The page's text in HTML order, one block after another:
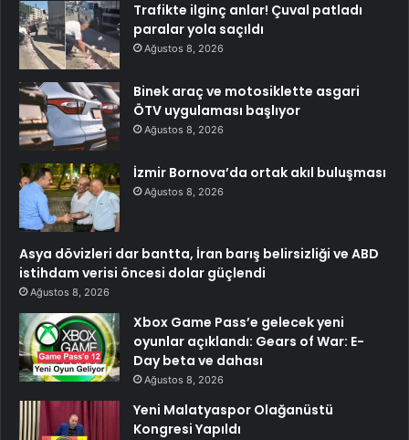
Trafikte ilginç anlar! Çuval patladı
paralar yola saçıldı
Ağustos 8, 2026
Binek araç ve motosiklette asgari
ÖTV uygulaması başlıyor
Ağustos 8, 2026
İzmir Bornova’da ortak akıl buluşması
Ağustos 8, 2026
Asya dövizleri dar bantta, İran barış belirsizliği ve ABD
istihdam verisi öncesi dolar güçlendi
Ağustos 8, 2026
Xbox Game Pass’e gelecek yeni
oyunlar açıklandı: Gears of War: E-
Day beta ve dahası
Ağustos 8, 2026
Yeni Malatyaspor Olağanüstü
Kongresi Yapıldı